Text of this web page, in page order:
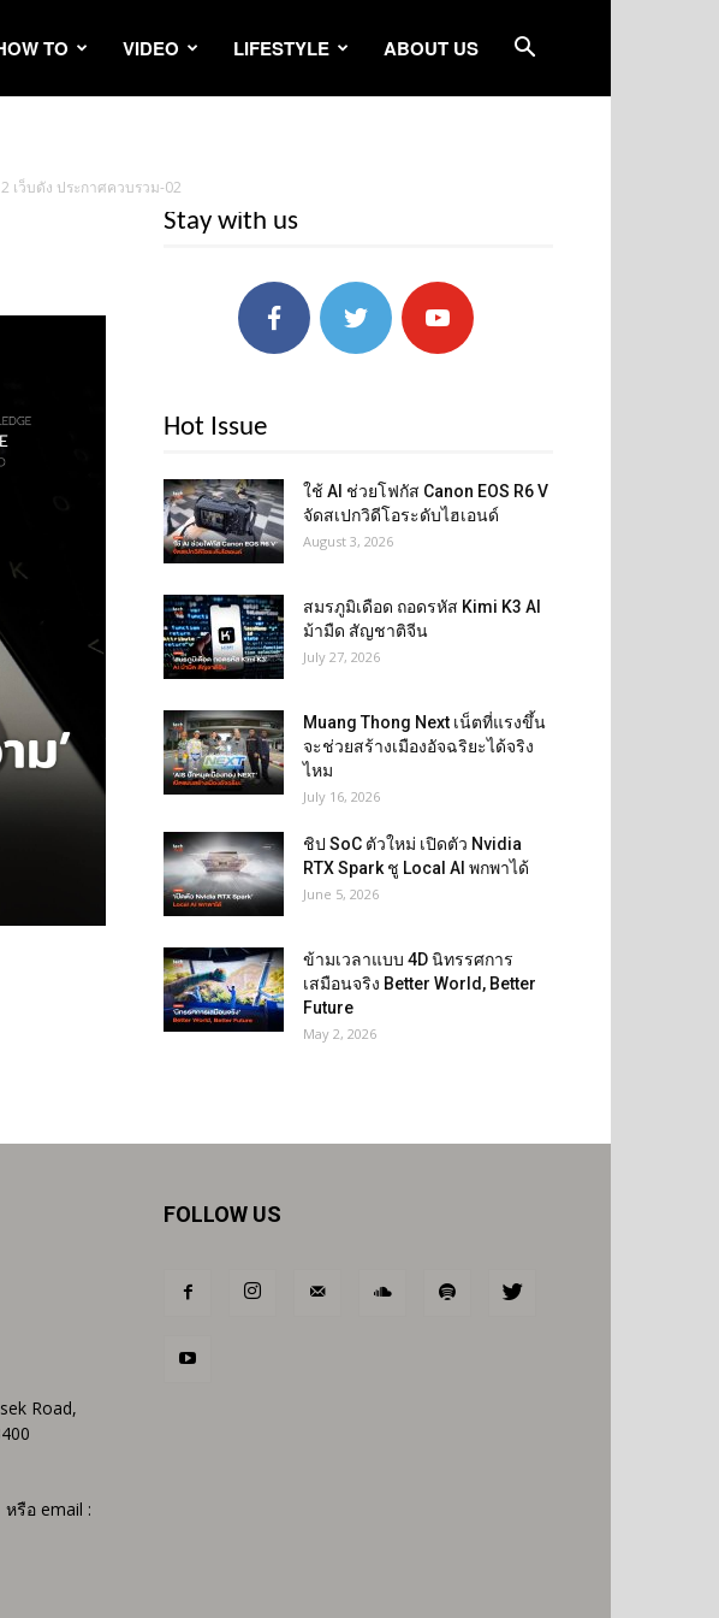
TO VIDEO LIFESTYLE ABOUT US
เว็บดัง ประกาศควบรวม-02
Stay with us
Hot Issue
ใช้ AI ช่วยโฟกัส Canon EOS R6 V
จัดสเปกวิดีโอระดับไฮเอนด์
August 3, 2026
สมรภูมิเดือด ถอดรหัส Kimi K3 AI
ม้ามืด สัญชาติจีน
July 27, 2026
Muang Thong Next เน็ตที่แรงขึ้น
จะช่วยสร้างเมืองอัจฉริยะได้จริง
ไหม
July 16, 2026
ชิป SoC ตัวใหม่ เปิดตัว Nvidia
RTX Spark ชู Local AI พกพาได้
June 5, 2026
ข้ามเวลาแบบ 4D นิทรรศการ
เสมือนจริง Better World, Better
Future
May 2, 2026
Road,
รือ email :
FOLLOW US